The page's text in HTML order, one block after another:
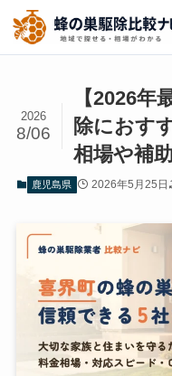
【2026年
除におす
相場や補
2026
8/06
鹿児島県 2026年5月25日